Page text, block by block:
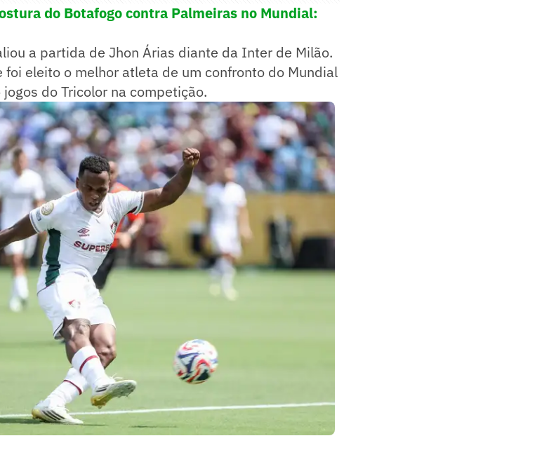
do Botafogo contra Palmeiras no Mundial:
a partida de Jhon Árias diante da Inter de Milão.
foi eleito o melhor atleta de um confronto do Mundial
do Tricolor na competição.